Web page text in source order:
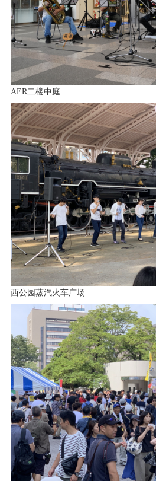
AER二楼中庭
西公园蒸汽火车广场